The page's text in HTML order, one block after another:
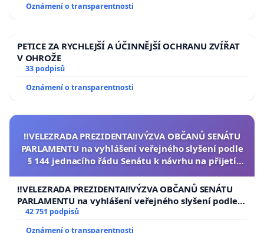
Oznámení o transparentnosti
PETICE ZA RYCHLEJŠÍ A ÚČINNĚJŠÍ OCHRANU ZVÍŘAT
V OHROŽE
33 podpisů
Oznámení o transparentnosti
‼️VELEZRADA PREZIDENTA‼️VÝZVA OBČANŮ SENÁTU
PARLAMENTU na vyhlášení veřejného slyšení podle
§ 144 jednacího řádu Senátu k návrhu na přijetí
republiky
‼️VELEZRADA PREZIDENTA‼️VÝZVA OBČANŮ SENÁTU
PARLAMENTU na vyhlášení veřejného slyšení podle §
144 jednacího řádu Senátu k návrhu na přijetí
42 751 podpisů
Oznámení o transparentnosti